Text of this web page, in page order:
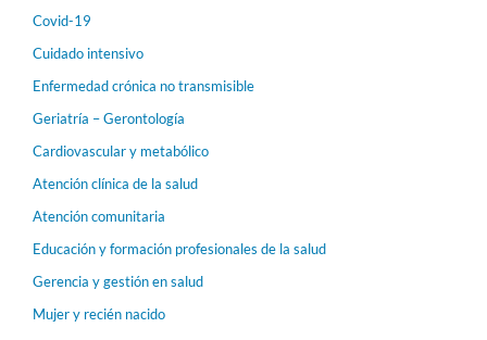
Covid-19
Cuidado intensivo
Enfermedad crónica no transmisible
Geriatría – Gerontología
Cardiovascular y metabólico
Atención clínica de la salud
Atención comunitaria
Educación y formación profesionales de la salud
Gerencia y gestión en salud
Mujer y recién nacido